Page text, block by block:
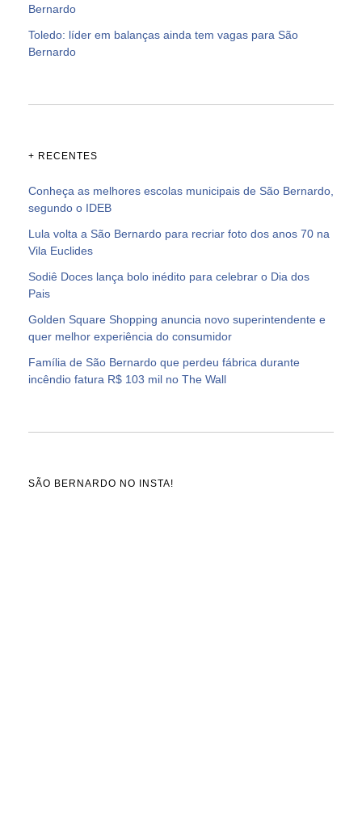
Bernardo
Toledo: líder em balanças ainda tem vagas para São
Bernardo
+ RECENTES
Conheça as melhores escolas municipais de São Bernardo,
segundo o IDEB
Lula volta a São Bernardo para recriar foto dos anos 70 na
Vila Euclides
Sodiê Doces lança bolo inédito para celebrar o Dia dos
Pais
Golden Square Shopping anuncia novo superintendente e
quer melhor experiência do consumidor
Família de São Bernardo que perdeu fábrica durante
incêndio fatura R$ 103 mil no The Wall
SÃO BERNARDO NO INSTA!